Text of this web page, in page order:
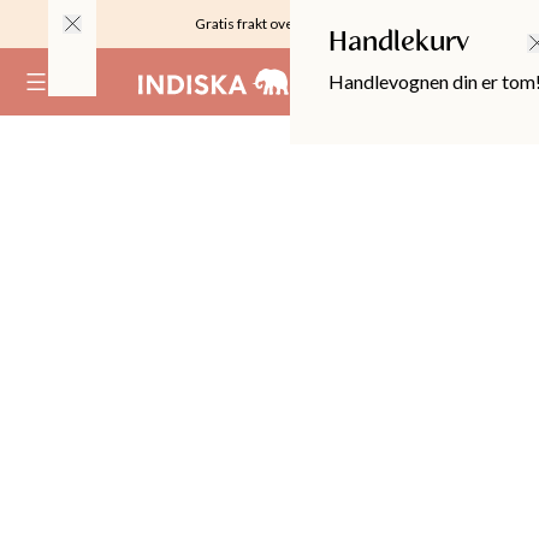
Gratis frakt over 999KR
( 0)
Handlekurv
Handlevognen din er